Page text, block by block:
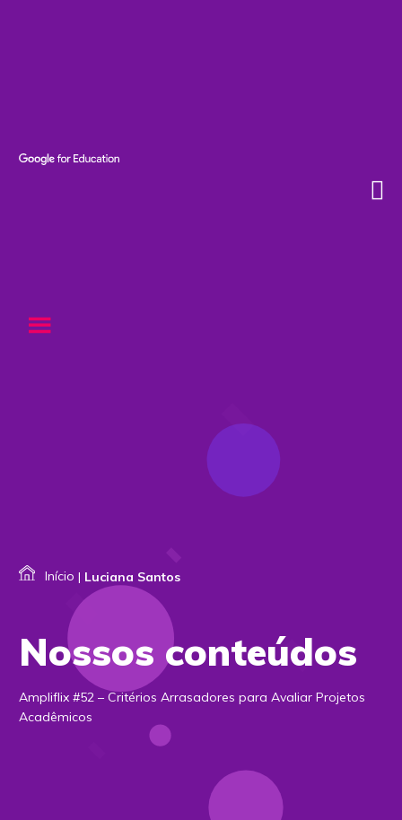
Início | Luciana Santos
Nossos conteúdos
Ampliflix #52 – Critérios Arrasadores para Avaliar Projetos
Acadêmicos